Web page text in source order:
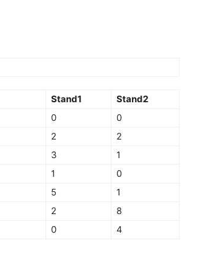
Stand1
Stand2
0
0
2
2
3
1
1
0
5
1
2
8
0 4